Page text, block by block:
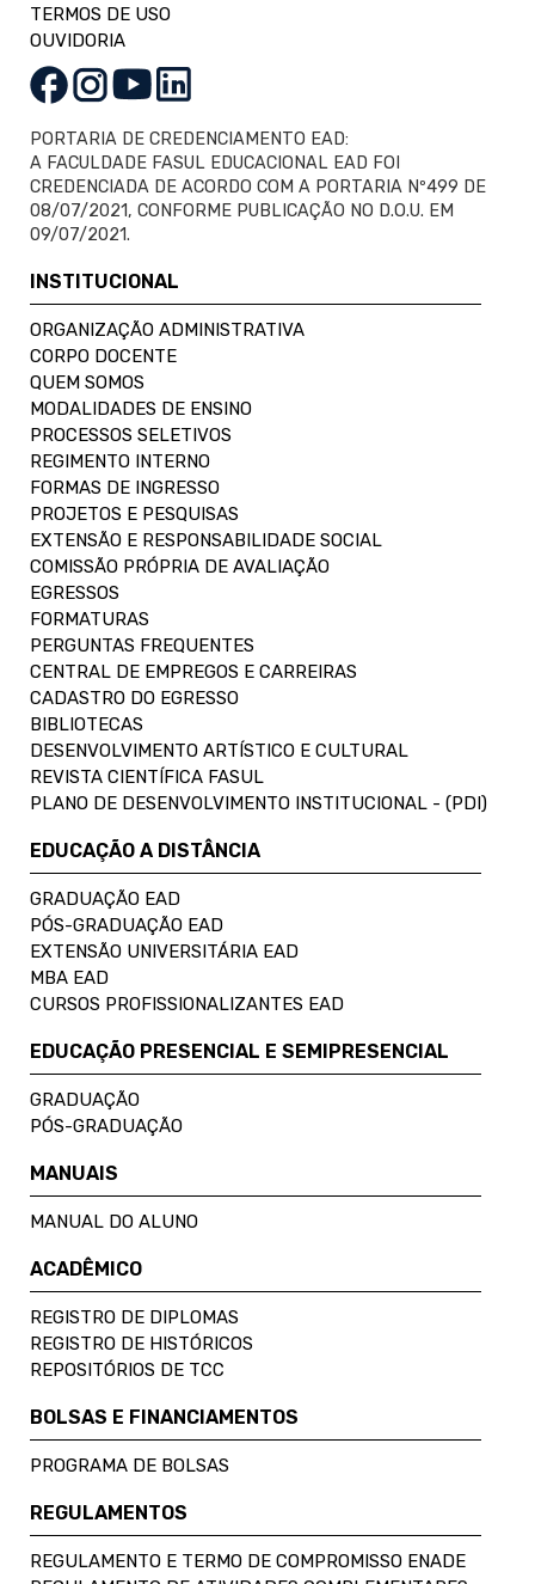
TERMOS DE USO
OUVIDORIA
PORTARIA DE CREDENCIAMENTO EAD:
A FACULDADE FASUL EDUCACIONAL EAD FOI
CREDENCIADA DE ACORDO COM A PORTARIA Nº499 DE
08/07/2021, CONFORME PUBLICAÇÃO NO D.O.U. EM
09/07/2021.
INSTITUCIONAL
ORGANIZAÇÃO ADMINISTRATIVA
CORPO DOCENTE
QUEM SOMOS
MODALIDADES DE ENSINO
PROCESSOS SELETIVOS
REGIMENTO INTERNO
FORMAS DE INGRESSO
PROJETOS E PESQUISAS
EXTENSÃO E RESPONSABILIDADE SOCIAL
COMISSÃO PRÓPRIA DE AVALIAÇÃO
EGRESSOS
FORMATURAS
PERGUNTAS FREQUENTES
CENTRAL DE EMPREGOS E CARREIRAS
CADASTRO DO EGRESSO
BIBLIOTECAS
DESENVOLVIMENTO ARTÍSTICO E CULTURAL
REVISTA CIENTÍFICA FASUL
PLANO DE DESENVOLVIMENTO INSTITUCIONAL - (PDI)
EDUCAÇÃO A DISTÂNCIA
GRADUAÇÃO EAD
PÓS-GRADUAÇÃO EAD
EXTENSÃO UNIVERSITÁRIA EAD
MBA EAD
CURSOS PROFISSIONALIZANTES EAD
EDUCAÇÃO PRESENCIAL E SEMIPRESENCIAL
GRADUAÇÃO
PÓS-GRADUAÇÃO
MANUAIS
MANUAL DO ALUNO
ACADÊMICO
REGISTRO DE DIPLOMAS
REGISTRO DE HISTÓRICOS
REPOSITÓRIOS DE TCC
BOLSAS E FINANCIAMENTOS
PROGRAMA DE BOLSAS
REGULAMENTOS
REGULAMENTO E TERMO DE COMPROMISSO ENADE